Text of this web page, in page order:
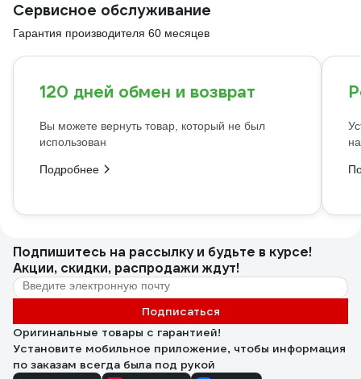
Сервисное обслуживание
Гарантия производителя 60 месяцев
120 дней обмен и возврат
Вы можете вернуть товар, который не был
использован
Подробнее
Подпишитесь на рассылкуи будьте в курсе!
Акции, скидки, распродажи ждут!
Подписаться
Оригинальные товары с гарантией!
Установите мобильное приложение, чтобы информация
по заказам всегда была под рукой